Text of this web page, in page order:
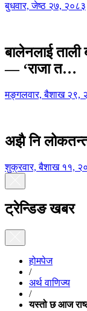
बुधवार, जेष्ठ २७, २०८३
बालेनलाई
— ‘राजा त…
मङ्गलवार, बैशाख २९,
अझै नि
शुक्रवार, बैशाख ११,
ट्रेन्डिङ खबर
होमपेज
/
अर्थ वाणिज्य
/
यस्तो छ आज